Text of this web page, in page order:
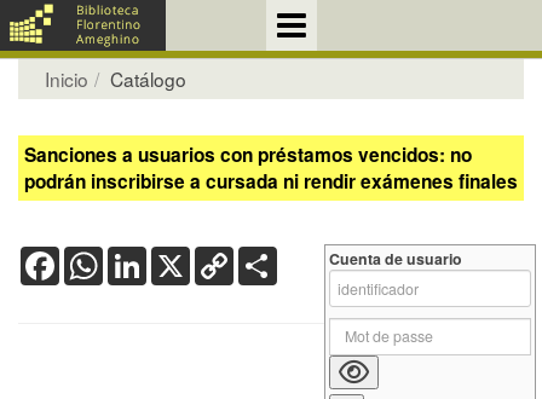
Inicio Catálogo
Sanciones a usuarios con préstamos vencidos: no
podrán inscribirse a cursada ni rendir exámenes finales
FacebookWhatsApp
LinkedIn
X Copy
Link
Cuenta de usuario